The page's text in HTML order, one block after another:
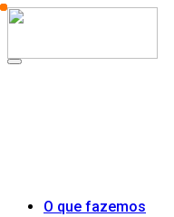
O que fazemos